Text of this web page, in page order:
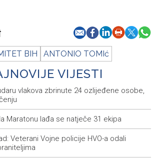
BIH ANTONIO TOMIć
VIJESTI
vlakova zbrinute 24 ozlijeđene osobe,
Maratonu lađa se natječe 31 ekipa
Veterani Vojne policije HVO-a odali